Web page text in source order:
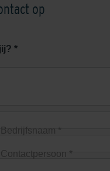
op
*
Bedrijfsnaam *
Contactpersoon *